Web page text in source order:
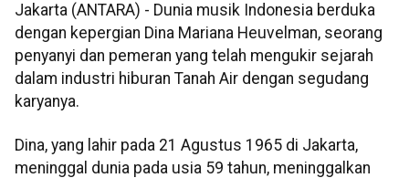
Jakarta (ANTARA) - Dunia musik Indonesia berduka
dengan kepergian Dina Mariana Heuvelman, seorang
penyanyi dan pemeran yang telah mengukir sejarah
dalam industri hiburan Tanah Air dengan segudang
karyanya.
Dina, yang lahir pada 21 Agustus 1965 di Jakarta,
meninggal dunia pada usia 59 tahun, meninggalkan